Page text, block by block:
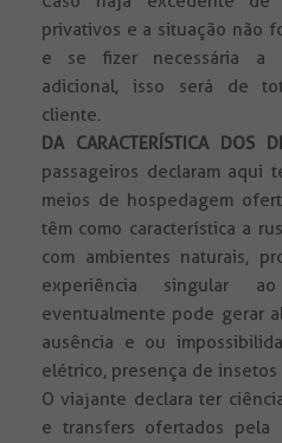
privativos e a situação não
e se fizer necessária a
adicional, isso será de
cliente.
DA CARACTERÍSTICA DOS
passageiros declaram aqui
meios de hospedagem
têm como característica a
com ambientes naturais,
experiência singular
eventualmente pode gerar
ausência e ou
elétrico, presença de
O viajante declara ter
e transfers ofertados pela